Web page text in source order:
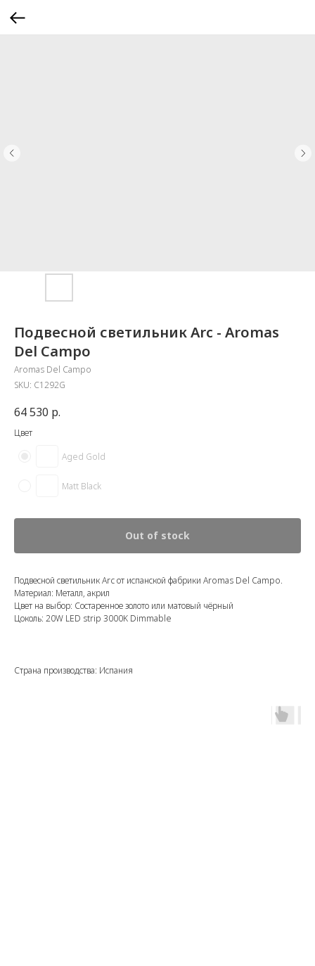
Подвесной светильник Arc - Aromas
Del Campo
Aromas Del Campo
SKU: C1292G
64 530 р.
Цвет
Aged Gold
Matt Black
Out of stock
Подвесной светильник Arc от испанской фабрики Aromas Del Campo.
Материал: Металл, акрил
Цвет на выбор: Состаренное золото или матовый чёрный
Цоколь: 20W LED strip 3000K Dimmable
Страна производства: Испания